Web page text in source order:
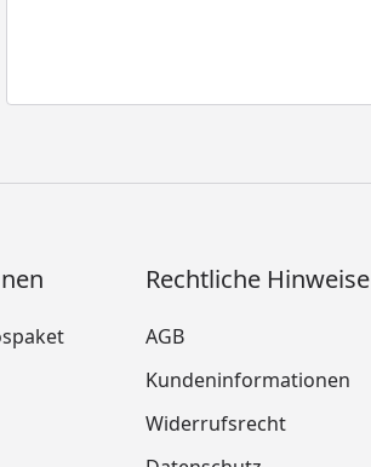
Rechtliche Hinweise
AGB
Kundeninformationen
Widerrufsrecht